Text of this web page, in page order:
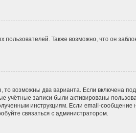
Также возможно, что он
возможны два варианта. Если включена
учётные записи были активированы
инструкциям. Если email-
связаться с администратором.